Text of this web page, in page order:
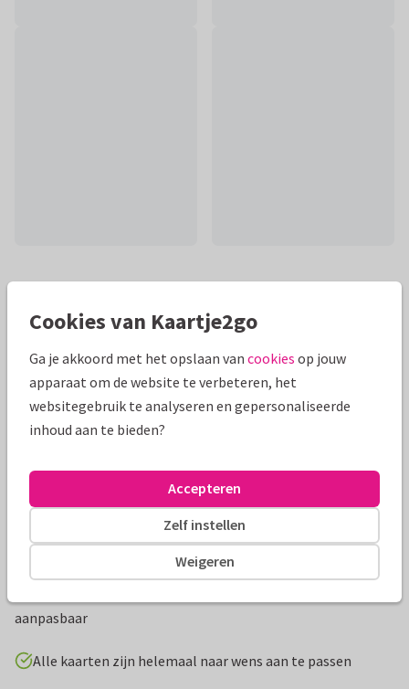
Productinformatie
Stoere en hippe uitnodigingskaart voor een jongen met gele
aanpasbaar
Alle kaarten zijn helemaal naar wens aan te passen
Cookies van Kaartje2go
Ga je akkoord met het opslaan van cookies op jouw
apparaat om de website te verbeteren, het
websitegebruik te analyseren en gepersonaliseerde
inhoud aan te bieden?
Weigeren
Zelf instellen
Accepteren